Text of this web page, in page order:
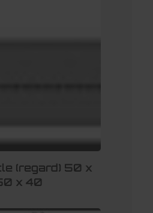
(regard) 50 x
x 40